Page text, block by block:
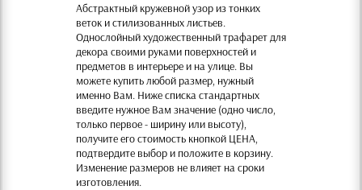
Абстрактный кружевной узор из тонких
веток и стилизованных листьев.
Однослойный художественный трафарет для
декора своими руками поверхностей и
предметов в интерьере и на улице. Вы
можете купить любой размер, нужный
именно Вам. Ниже списка стандартных
введите нужное Вам значение (одно число,
только первое - ширину или высоту),
получите его стоимость кнопкой ЦЕНА,
подтвердите выбор и положите в корзину.
Изменение размеров не влияет на сроки
изготовления.